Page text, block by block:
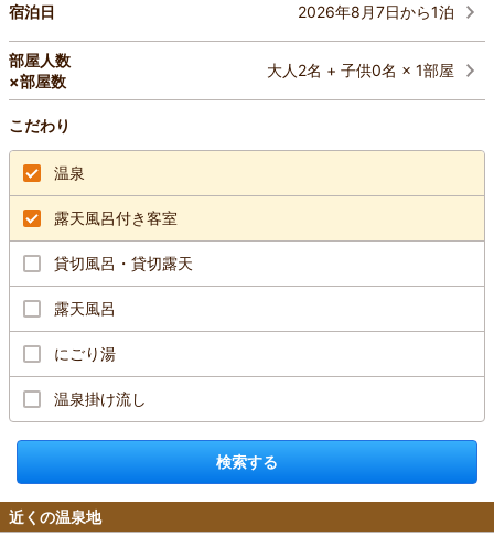
宿泊日 2026年8月7日から1泊
部屋人数
×部屋数
大人2名 + 子供0名 × 1部屋
こだわり
温泉
露天風呂付き客室
貸切風呂・貸切露天
露天風呂
にごり湯
温泉掛け流し
検索する
近くの温泉地